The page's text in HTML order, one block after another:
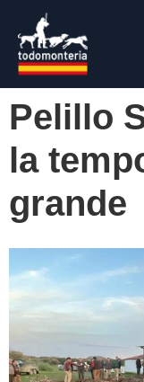
Pelillo
la
grande